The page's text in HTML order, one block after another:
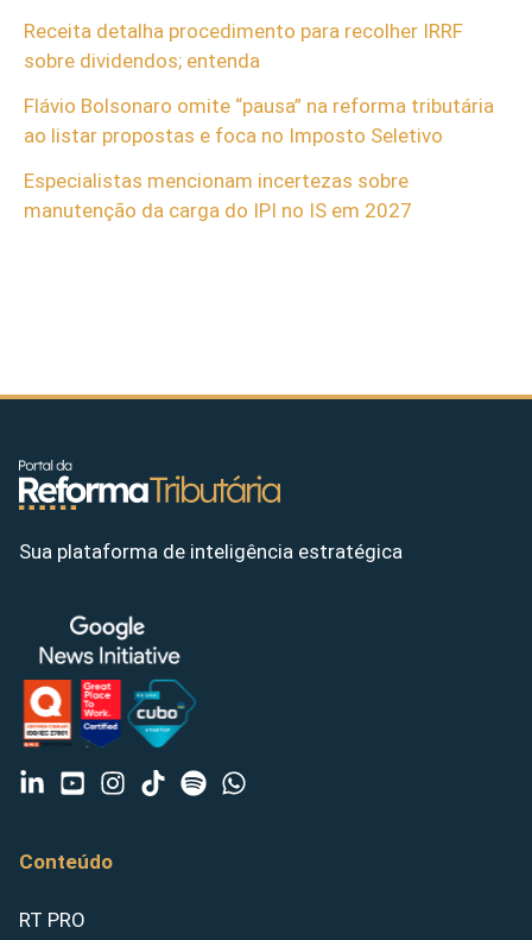
Receita detalha procedimento para recolher IRRF
sobre dividendos; entenda
Flávio Bolsonaro omite “pausa” na reforma tributária
ao listar propostas e foca no Imposto Seletivo
Especialistas mencionam incertezas sobre
manutenção da carga do IPI no IS em 2027
Sua plataforma de inteligência estratégica
Conteúdo
RT PRO